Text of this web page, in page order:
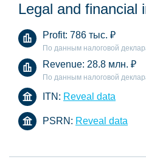
Legal and financial
Profit: 786 тыс. ₽
По данным налоговой
Revenue: 28.8 млн. ₽
По данным налоговой
ITN: Reveal data
PSRN: Reveal data